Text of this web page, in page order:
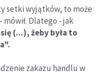
setki wyjątków, to może
Dlatego - jak
(...), żeby była to
zakazu handlu w